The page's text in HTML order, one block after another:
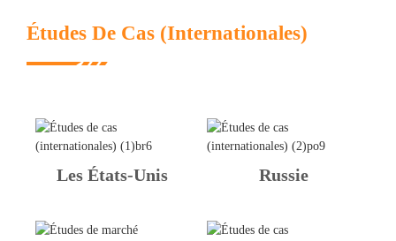
Études De Cas (internationales)
Les États-Unis Russie